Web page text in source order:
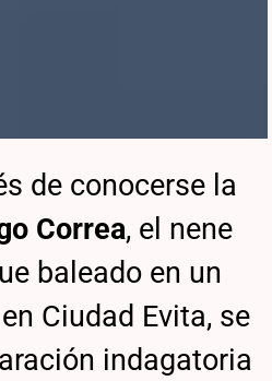
de conocerse la
Correa, el nene
baleado en un
Ciudad Evita, se
indagatoria